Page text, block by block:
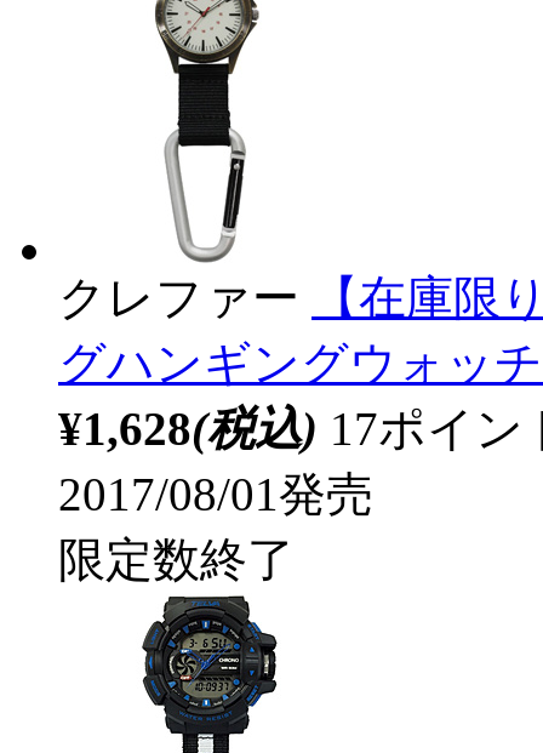
クレファー
【在庫限
グハンギングウォッ
¥1,628(税込) 17ポイ
2017/08/01発売
限定数終了